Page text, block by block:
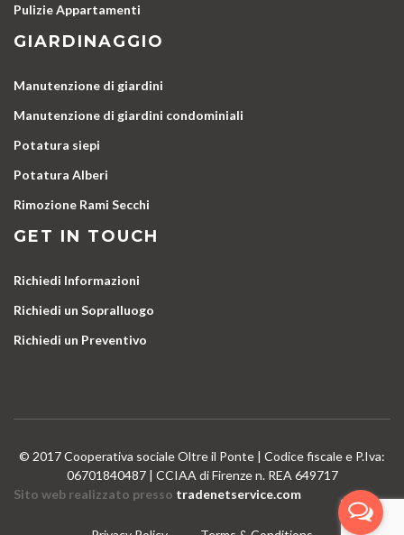
Pulizie Appartamenti
GIARDINAGGIO
Manutenzione di giardini
Manutenzione di giardini condominiali
Potatura siepi
Potatura Alberi
Rimozione Rami Secchi
GET IN TOUCH
Richiedi Informazioni
Richiedi un Sopralluogo
Richiedi un Preventivo
© 2017 Cooperativa sociale Oltre il Ponte | Codice fiscale e P.Iva:
06701840487 | CCIAA di Firenze n. REA 649717
Sito web realizzato presso tradenetservice.com